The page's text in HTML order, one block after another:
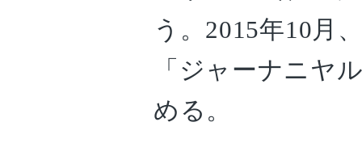
う。2015年10月
「ジャーナニヤ
める。